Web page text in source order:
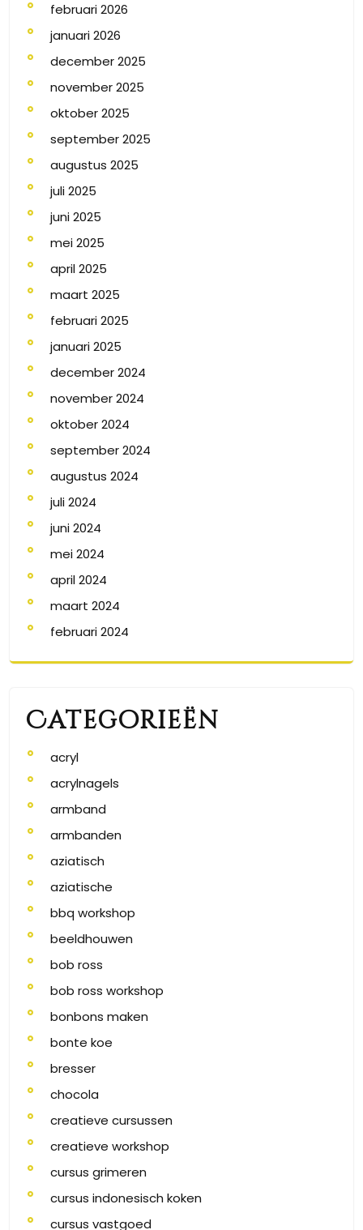
februari 2026
januari 2026
december 2025
november 2025
oktober 2025
september 2025
augustus 2025
juli 2025
juni 2025
mei 2025
april 2025
maart 2025
februari 2025
januari 2025
december 2024
november 2024
oktober 2024
september 2024
augustus 2024
juli 2024
juni 2024
mei 2024
april 2024
maart 2024
februari 2024
Categorieën
acryl
acrylnagels
armband
armbanden
aziatisch
aziatische
bbq workshop
beeldhouwen
bob ross
bob ross workshop
bonbons maken
bonte koe
bresser
chocola
creatieve cursussen
creatieve workshop
cursus grimeren
cursus indonesisch koken
cursus vastgoed